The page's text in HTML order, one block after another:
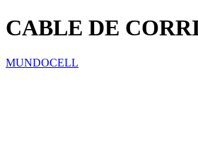
CABLE DE
MUNDOCELL